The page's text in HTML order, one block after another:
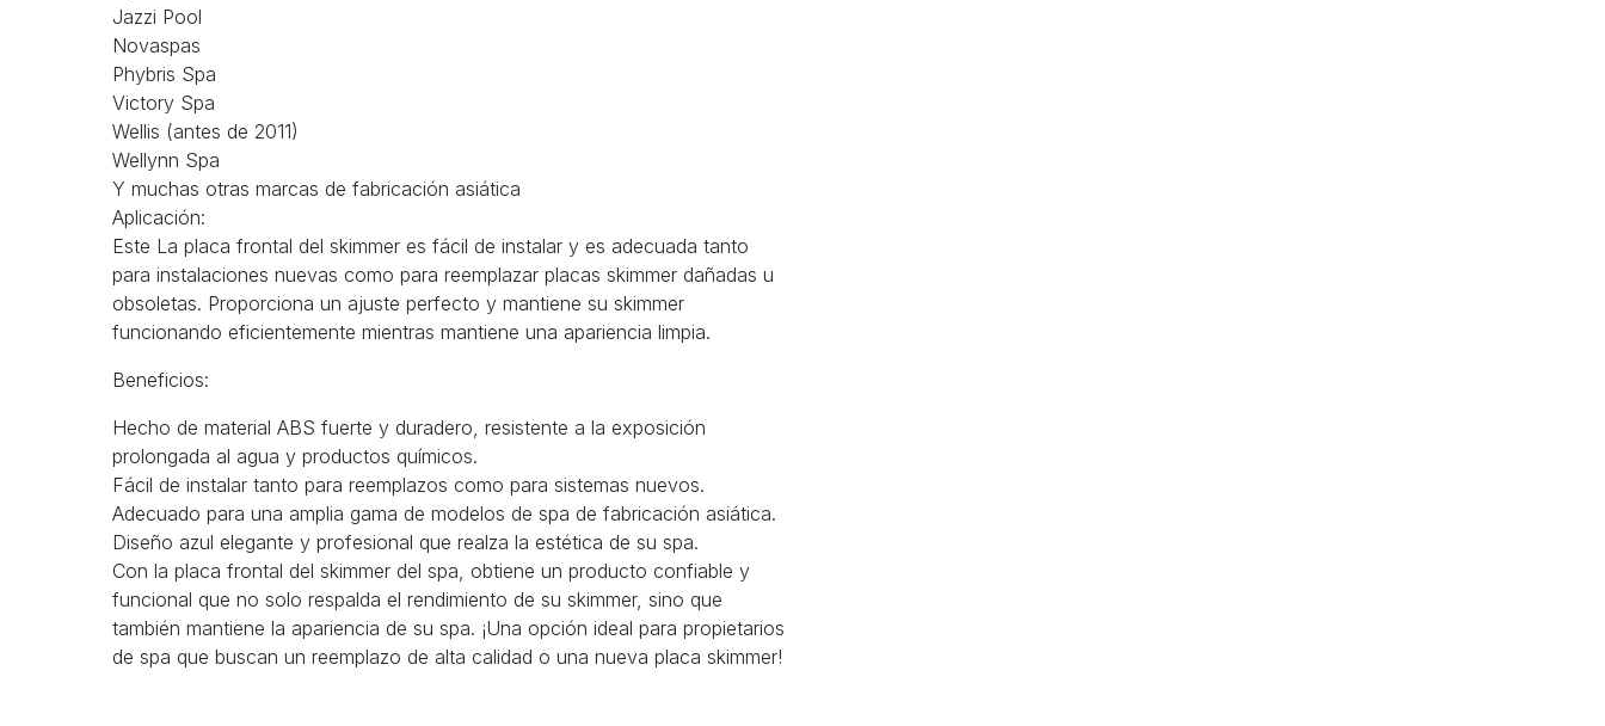
Jazzi Pool
Novaspas
Phybris Spa
Victory Spa
Wellis (antes de 2011)
Wellynn Spa
Y muchas otras marcas de fabricación asiática
Aplicación:
Este La placa frontal del skimmer es fácil de instalar y es adecuada tanto
para instalaciones nuevas como para reemplazar placas skimmer dañadas u
obsoletas. Proporciona un ajuste perfecto y mantiene su skimmer
funcionando eficientemente mientras mantiene una apariencia limpia.
Beneficios:
Hecho de material ABS fuerte y duradero, resistente a la exposición
prolongada al agua y productos químicos.
Fácil de instalar tanto para reemplazos como para sistemas nuevos.
Adecuado para una amplia gama de modelos de spa de fabricación asiática.
Diseño azul elegante y profesional que realza la estética de su spa.
Con la placa frontal del skimmer del spa, obtiene un producto confiable y
funcional que no solo respalda el rendimiento de su skimmer, sino que
también mantiene la apariencia de su spa. ¡Una opción ideal para propietarios
de spa que buscan un reemplazo de alta calidad o una nueva placa skimmer!